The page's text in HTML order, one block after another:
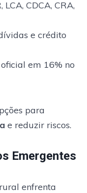
LCA, CDCA, CRA,
e crédito
em 16% no
para
e reduzir riscos.
Emergentes
enfrenta